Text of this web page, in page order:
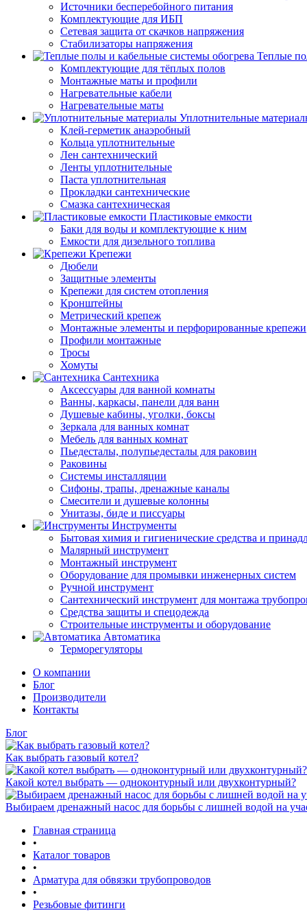
Источники бесперебойного питания
Комплектующие для ИБП
Сетевая защита от скачков напряжения
Стабилизаторы напряжения
Теплые
Комплектующие для тёплых полов
Монтажные маты и профили
Нагревательные кабели
Нагревательные маты
Уплотнительные
Клей-герметик анаэробный
Кольца уплотнительные
Лен сантехнический
Ленты уплотнительные
Паста уплотнительная
Прокладки сантехнические
Смазка сантехническая
Пластиковые емкости
Баки для воды и комплектующие к ним
Емкости для дизельного топлива
Крепежи
Дюбели
Защитные элементы
Крепежи для систем отопления
Кронштейны
Метрический крепеж
Монтажные элементы и перфорированные крепежи
Профили монтажные
Тросы
Хомуты
Сантехника
Аксессуары для ванной комнаты
Ванны, каркасы, панели для ванн
Душевые кабины, уголки, боксы
Зеркала для ванных комнат
Мебель для ванных комнат
Пьедесталы, полупьедесталы для раковин
Раковины
Системы инсталляции
Сифоны, трапы, дренажные каналы
Смесители и душевые колонны
Унитазы, биде и писсуары
Инструменты
Бытовая химия и гигиенические средства и
Малярный инструмент
Монтажный инструмент
Оборудование для промывки инженерных систем
Ручной инструмент
Сантехнический инструмент для монтажа
Средства защиты и спецодежда
Строительные инструменты и оборудование
Автоматика
Терморегуляторы
О компании
Блог
Производители
Контакты
Блог
Как выбрать газовый котел?
Какой котел выбрать — одноконтурный или двухконтурный?
Выбираем дренажный насос для борьбы с лишней водой на
Главная страница
•
Каталог товаров
•
Арматура для обвязки трубопроводов
•
Резьбовые фитинги